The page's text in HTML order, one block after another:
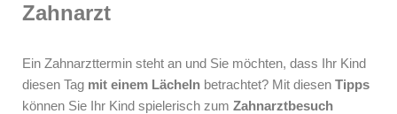
Zahnarzt
Ein Zahnarzttermin steht an und Sie möchten, dass Ihr Kind
diesen Tag mit einem Lächeln betrachtet? Mit diesen Tipps
können Sie Ihr Kind spielerisch zum Zahnarztbesuch